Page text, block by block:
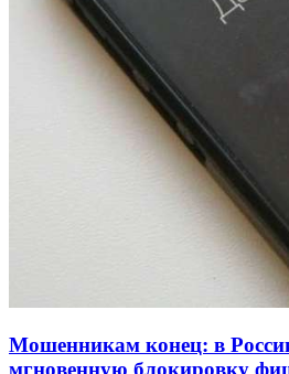
В Красноармейском районе
конкурс на ремонт моста
судоходный канал
Фестиваль #ТриЧетыре в
11–13 сентября в рамках
Мошенникам конец: в
мгновенную блокировку